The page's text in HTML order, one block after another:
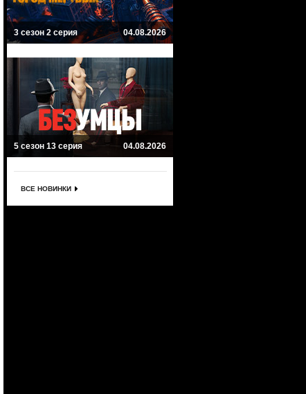
3 сезон 2 серия 04.08.2026
5 сезон 13 серия 04.08.2026
ВСЕ НОВИНКИ